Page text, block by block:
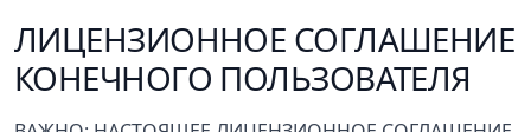
ЛИЦЕНЗИОННОЕ СОГЛАШЕНИЕ
КОНЕЧНОГО ПОЛЬЗОВАТЕЛЯ